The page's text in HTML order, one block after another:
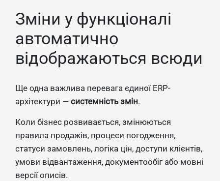
Зміни у функціоналі
автоматично
відображаються всюди
Ще одна важлива перевага єдиної ERP-
архітектури — системність змін.
Коли бізнес розвивається, змінюються
правила продажів, процеси погодження,
статуси замовлень, логіка цін, доступи клієнтів,
умови відвантаження, документообіг або мовні
версії описів.